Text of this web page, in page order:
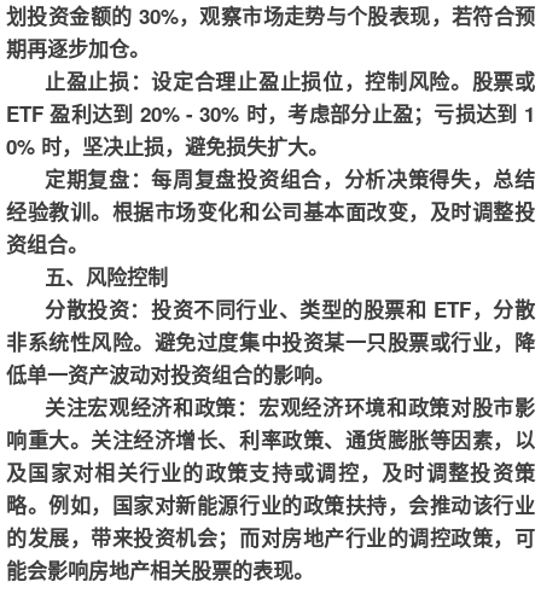
划投资金额的 30%，观察市场走势与个股表现，若符合预
期再逐步加仓。
止盈止损：设定合理止盈止损位，控制风险。股票或
ETF 盈利达到 20% - 30% 时，考虑部分止盈；亏损达到 1
0% 时，坚决止损，避免损失扩大。
定期复盘：每周复盘投资组合，分析决策得失，总结
经验教训。根据市场变化和公司基本面改变，及时调整投
资组合。
五、风险控制
分散投资：投资不同行业、类型的股票和 ETF，分散
非系统性风险。避免过度集中投资某一只股票或行业，降
低单一资产波动对投资组合的影响。
关注宏观经济和政策：宏观经济环境和政策对股市影
响重大。关注经济增长、利率政策、通货膨胀等因素，以
及国家对相关行业的政策支持或调控，及时调整投资策
略。例如，国家对新能源行业的政策扶持，会推动该行业
的发展，带来投资机会；而对房地产行业的调控政策，可
能会影响房地产相关股票的表现。